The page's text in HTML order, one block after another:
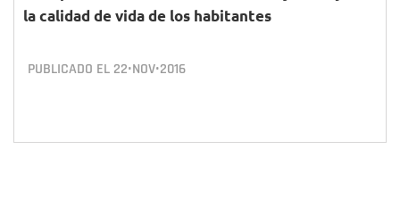
la calidad de vida de los habitantes
PUBLICADO EL 22•NOV•2016